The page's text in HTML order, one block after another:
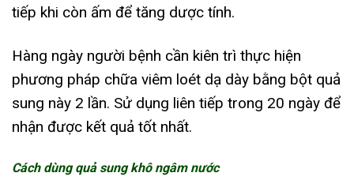
tiếp khi còn ấm để tăng dược tính.
Hàng ngày người bệnh cần kiên trì thực hiện
phương pháp chữa viêm loét dạ dày bằng bột quả
sung này 2 lần. Sử dụng liên tiếp trong 20 ngày để
nhận được kết quả tốt nhất.
Cách dùng quả sung khô ngâm nước